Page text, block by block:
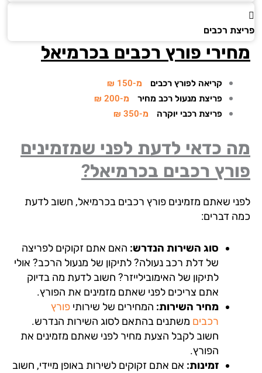
רכבים
פורץ רכבים בכרמיאל
קריאה לפורץ רכבים מ-150 ₪
פריצת מנעול רכב מחיר
מ-200 ₪
פריצת רכבי יוקרה מ-350 ₪
כדאי לדעת לפני שמזמינים
רכבים בכרמיאל?
שאתם מזמינים פורץ רכבים בכרמיאל, חשוב לדעת
דברים:
סוג השירות הנדרש:האם אתם זקוקים לפריצה
של דלת רכב נעולה? לתיקון של מנעול הרכב? אולי
לתיקון של האימובילייזר? חשוב לדעת מה בדיוק
אתם צריכים לפני שאתם מזמינים את הפורץ.
מחיר השירות:המחירים של שירותיפורץ
רכביםמשתנים בהתאם לסוג השירות הנדרש.
חשוב לקבל הצעת מחיר לפני שאתם מזמינים את
הפורץ.
זמינות:אם אתם זקוקים לשירות באופן מיידי, חשוב